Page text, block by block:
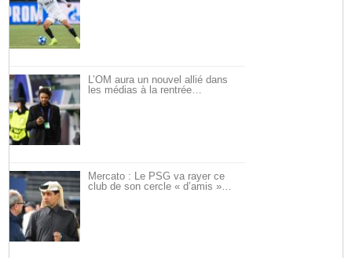
L’OM aura un nouvel allié dans
les médias à la rentrée…
Mercato : Le PSG va rayer ce
club de son cercle « d’amis »…